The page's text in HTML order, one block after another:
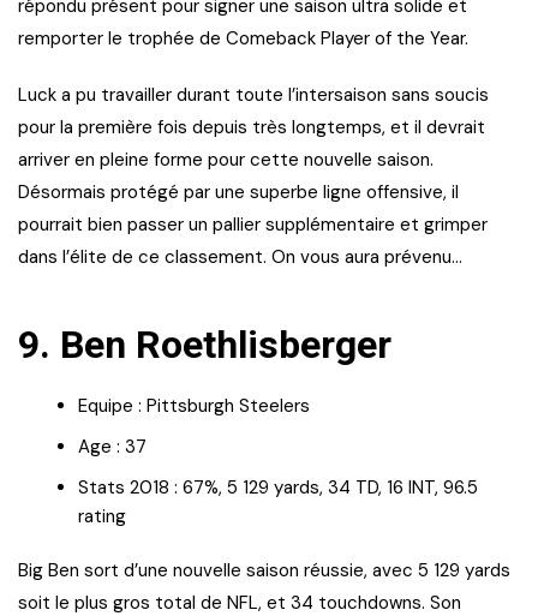
répondu présent pour signer une saison ultra solide et
remporter le trophée de Comeback Player of the Year.
Luck a pu travailler durant toute l’intersaison sans soucis
pour la première fois depuis très longtemps, et il devrait
arriver en pleine forme pour cette nouvelle saison.
Désormais protégé par une superbe ligne offensive, il
pourrait bien passer un pallier supplémentaire et grimper
dans l’élite de ce classement. On vous aura prévenu…
9. Ben Roethlisberger
Equipe : Pittsburgh Steelers
Age : 37
Stats 2018 : 67%, 5 129 yards, 34 TD, 16 INT, 96.5
rating
Big Ben sort d’une nouvelle saison réussie, avec 5 129 yards
soit le plus gros total de NFL, et 34 touchdowns. Son